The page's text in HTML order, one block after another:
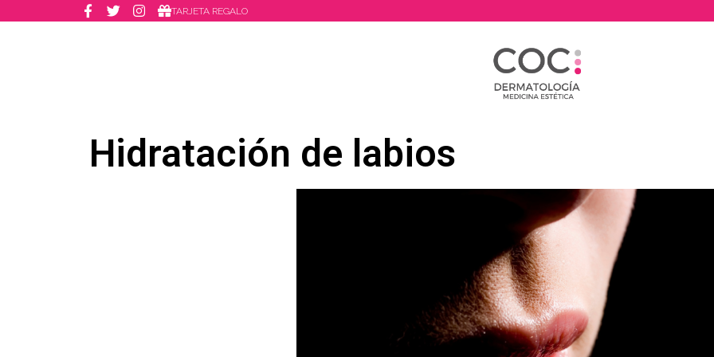
TARJETA REGALO
Hidratación de labios